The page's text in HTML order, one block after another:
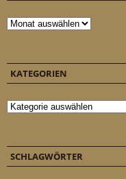
Archiv
KATEGORIEN
Kategorien
SCHLAGWÖRTER